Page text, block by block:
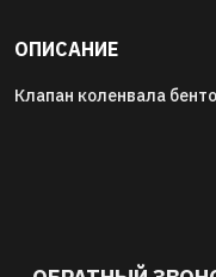
ОПИСАНИЕ
Клапан коленвала